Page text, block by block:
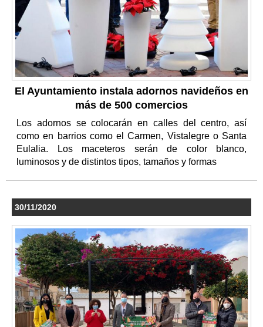
El Ayuntamiento instala adornos navideños en
más de 500 comercios
Los adornos se colocarán en calles del centro, así
como en barrios como el Carmen, Vistalegre o Santa
Eulalia. Los maceteros serán de color blanco,
luminosos y de distintos tipos, tamaños y formas
30/11/2020